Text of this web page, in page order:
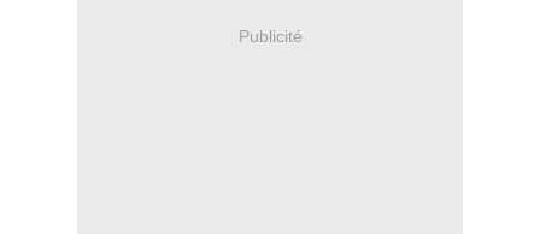
Publicité